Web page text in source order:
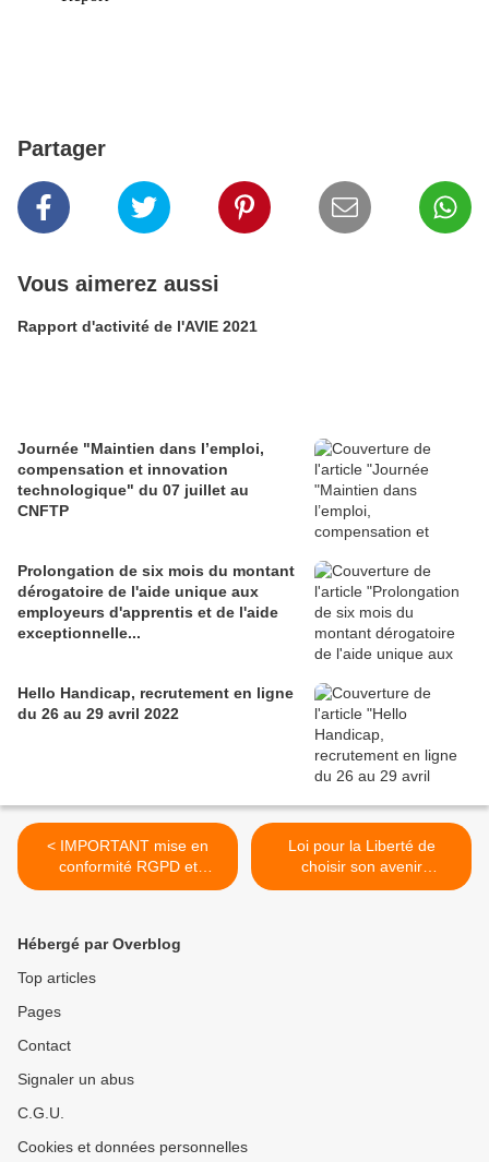
Partager
Vous aimerez aussi
Rapport d'activité de l'AVIE 2021
Journée "Maintien dans l’emploi,
compensation et innovation
technologique" du 07 juillet au
CNFTP
Prolongation de six mois du montant
dérogatoire de l'aide unique aux
employeurs d'apprentis et de l'aide
exceptionnelle...
Hello Handicap, recrutement en ligne
du 26 au 29 avril 2022
< IMPORTANT mise en
conformité RGPD et
demande de consentement
Loi pour la Liberté de
choisir son avenir
professionnel : décrets et
Hébergé par Overblog
Top articles
Pages
Contact
Signaler un abus
C.G.U.
Cookies et données personnelles